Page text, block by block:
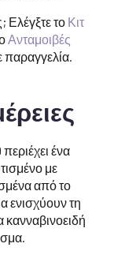
Ελέγξτε το Κιτ
Ανταμοιβές
ένα
με
από το
ενισχύουν τη
κανναβινοειδή